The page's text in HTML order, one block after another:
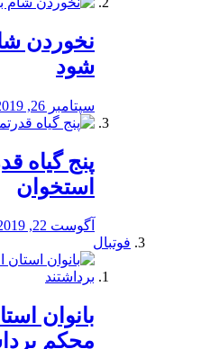
نخوردن
‌شود
سپتامبر 26, 2019
پنج گیاه
استخوان
آگوست 22, 2019
فوتبال
بانوان
محكم